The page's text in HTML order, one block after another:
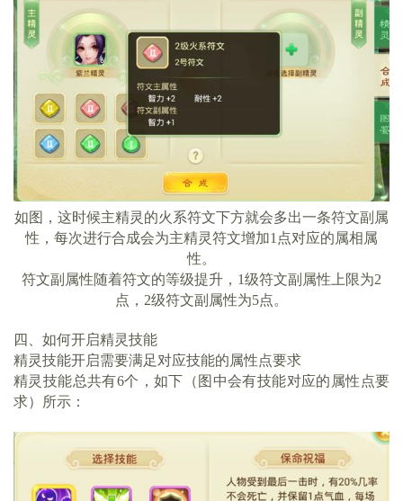
如图，这时候主精灵的火系符文下方就会多出一条符文副属
性，每次进行合成会为主精灵符文增加1点对应的属相属
性。
符文副属性随着符文的等级提升，1级符文副属性上限为2
点，2级符文副属性为5点。
四、如何开启精灵技能
精灵技能开启需要满足对应技能的属性点要求
精灵技能总共有6个，如下（图中会有技能对应的属性点要
求）所示：